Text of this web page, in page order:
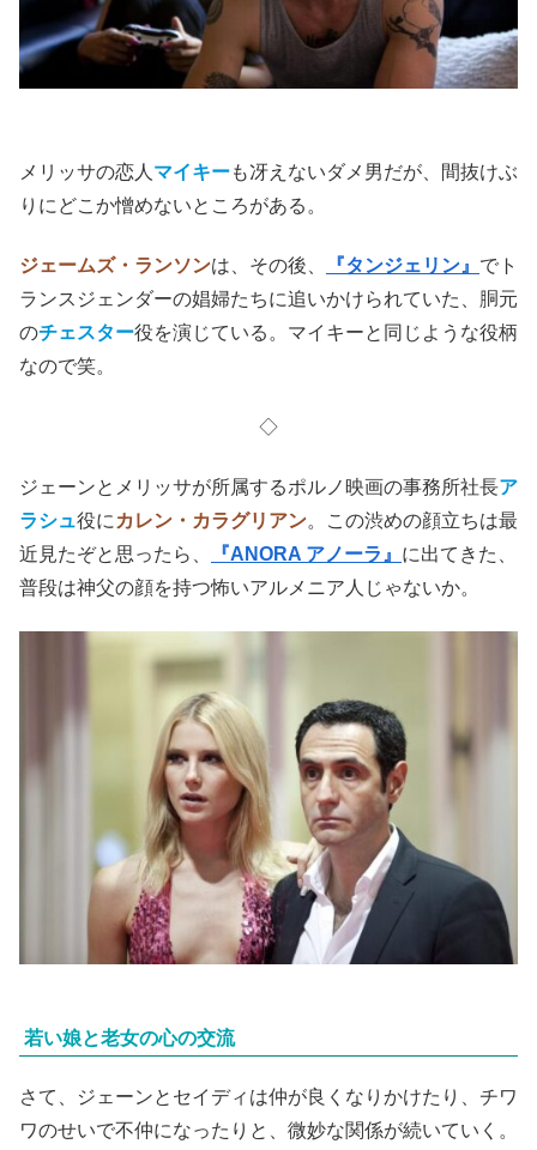
メリッサの恋人 マイキーも冴えないダメ男だが、間抜けぶ
りにどこか憎めないところがある。
ジェームズ・ランソンは、その後、 『タンジェリン』 でト
ランスジェンダーの娼婦たちに追いかけられていた、胴元
のチェスター役を演じている。マイキーと同じような役柄
なので笑。
◇
ジェーンとメリッサが所属するポルノ映画の事務所社長ア
ラシュ役に カレン・カラグリアン。この渋めの顔立ちは最
近見たぞと思ったら、
『ANORA アノーラ』 に出てきた、
普段は神父の顔を持つ怖いアルメニア人じゃないか。
若い娘と老女の心の交流
さて、ジェーンとセイディは仲が良くなりかけたり、チワ
ワのせいで不仲になったりと、微妙な関係が続いていく。